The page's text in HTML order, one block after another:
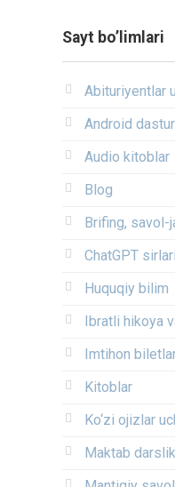
Sayt bo’limlari
Abituriyentlar
Android
Audio kitoblar
Blog
Brifing, savol-
ChatGPT sirlari
Huquqiy bilim
Ibratli hikoya
Imtihon
Kitoblar
Ko‘zi ojizlar
Maktab